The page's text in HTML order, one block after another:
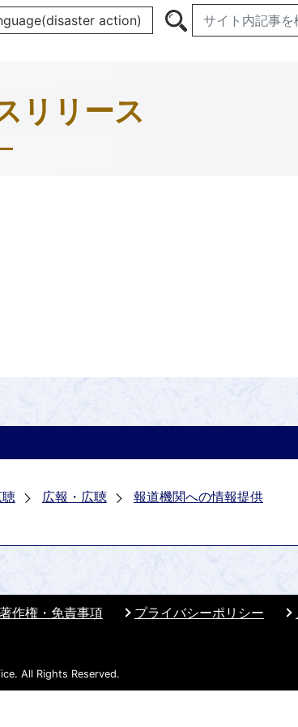
action)
リリース
広報・広聴
報道機関への情報提供
著作権・免責事項 プライバシーポリシー
All Rights Reserved.